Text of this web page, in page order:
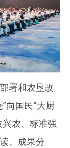
署和农垦改
向国民“大厨
兴农、标准强
、成果分